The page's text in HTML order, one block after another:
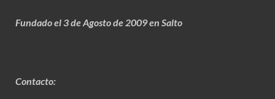
Fundado el 3 de Agosto de 2009 en Salto
Contacto: